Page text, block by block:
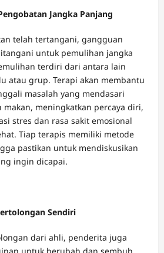
Jangka Panjang
telah tertangani, gangguan
untuk pemulihan jangka
terdiri dari antara lain
atau grup. Terapi akan membantu
masalah yang mendasari
meningkatkan percaya diri,
stres dan rasa sakit emosional
Tiap terapis memiliki metode
pastikan untuk mendiskusikan
ingin dicapai.
Sendiri
dari ahli, penderita juga